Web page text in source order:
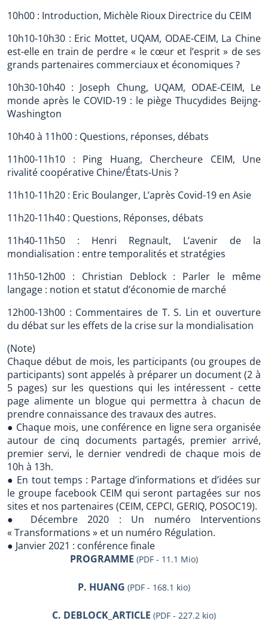
10h00 : Introduction, Michèle Rioux Directrice du CEIM
10h10-10h30 : Eric Mottet, UQAM, ODAE-CEIM, La Chine
est-elle en train de perdre « le cœur et l’esprit » de ses
grands partenaires commerciaux et économiques ?
10h30-10h40 : Joseph Chung, UQAM, ODAE-CEIM, Le
monde après le COVID-19 : le piège Thucydides Beijng-
Washington
10h40 à 11h00 : Questions, réponses, débats
11h00-11h10 : Ping Huang, Chercheure CEIM, Une
rivalité coopérative Chine/États-Unis ?
11h10-11h20 : Eric Boulanger, L’après Covid-19 en Asie
11h20-11h40 : Questions, Réponses, débats
11h40-11h50 : Henri Regnault, L’avenir de la
mondialisation : entre temporalités et stratégies
11h50-12h00 : Christian Deblock : Parler le même
langage : notion et statut d’économie de marché
12h00-13h00 : Commentaires de T. S. Lin et ouverture
du débat sur les effets de la crise sur la mondialisation
(Note)
Chaque début de mois, les participants (ou groupes de
participants) sont appelés à préparer un document (2 à
5 pages) sur les questions qui les intéressent - cette
page alimente un blogue qui permettra à chacun de
prendre connaissance des travaux des autres.
● Chaque mois, une conférence en ligne sera organisée
autour de cinq documents partagés, premier arrivé,
premier servi, le dernier vendredi de chaque mois de
10h à 13h.
● En tout temps : Partage d’informations et d’idées sur
le groupe facebook CEIM qui seront partagées sur nos
sites et nos partenaires (CEIM, CEPCI, GERIQ, POSOC19).
● Décembre 2020 : Un numéro Interventions
« Transformations » et un numéro Régulation.
● Janvier 2021 : conférence finale
PROGRAMME (PDF - 11.1 Mio)
P. HUANG (PDF - 168.1 kio)
C. DEBLOCK_ARTICLE (PDF - 227.2 kio)